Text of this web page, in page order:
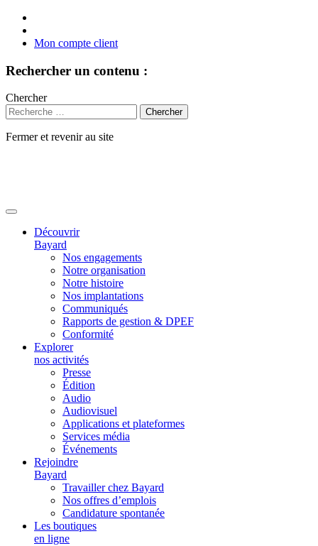
Mon compte client
Rechercher un contenu :
Chercher
Fermer et revenir au site
Découvrir
Bayard
Nos engagements
Notre organisation
Notre histoire
Nos implantations
Communiqués
Rapports de gestion & DPEF
Conformité
Explorer
nos activités
Presse
Édition
Audio
Audiovisuel
Applications et plateformes
Services média
Événements
Rejoindre
Bayard
Travailler chez Bayard
Nos offres d’emplois
Candidature spontanée
Les boutiques
en ligne